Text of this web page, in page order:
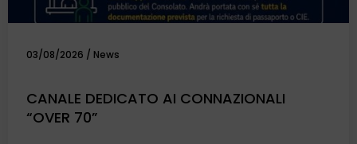
03/08/2026 / News
CANALE DEDICATO AI CONNAZIONALI
“OVER 70”